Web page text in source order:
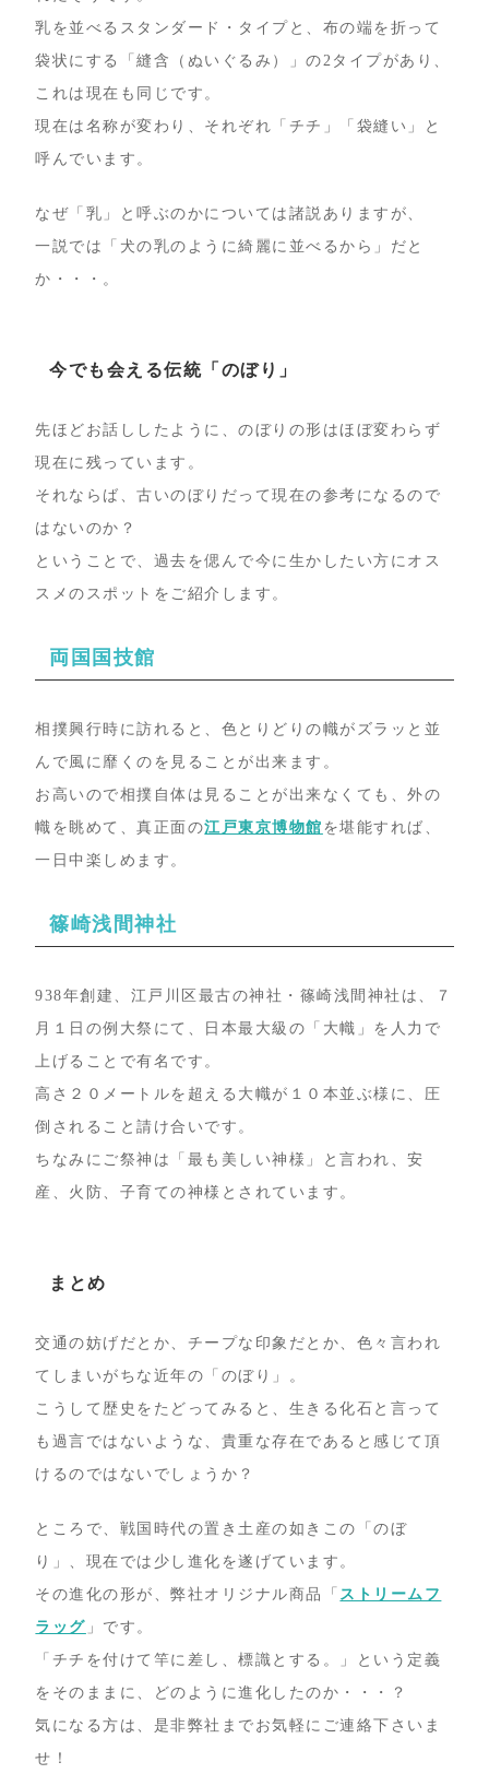
乳を並べるスタンダード・タイプと、布の端を折って
袋状にする「縫含（ぬいぐるみ）」の2タイプがあり、
これは現在も同じです。
現在は名称が変わり、それぞれ「チチ」「袋縫い」と
呼んでいます。
なぜ「乳」と呼ぶのかについては諸説ありますが、
一説では「犬の乳のように綺麗に並べるから」だと
か・・・。
今でも会える伝統「のぼり」
先ほどお話ししたように、のぼりの形はほぼ変わらず
現在に残っています。
それならば、古いのぼりだって現在の参考になるので
はないのか？
ということで、過去を偲んで今に生かしたい方にオス
スメのスポットをご紹介します。
両国国技館
相撲興行時に訪れると、色とりどりの幟がズラッと並
んで風に靡くのを見ることが出来ます。
お高いので相撲自体は見ることが出来なくても、外の
幟を眺めて、真正面の江戸東京博物館 を堪能すれば、
一日中楽しめます。
篠崎浅間神社
938年創建、江戸川区最古の神社・篠崎浅間神社は、７
月１日の例大祭にて、日本最大級の「大幟」を人力で
上げることで有名です。
高さ２０メートルを超える大幟が１０本並ぶ様に、圧
倒されること請け合いです。
ちなみにご祭神は「最も美しい神様」と言われ、安
産、火防、子育ての神様とされています。
まとめ
交通の妨げだとか、チープな印象だとか、色々言われ
てしまいがちな近年の「のぼり」。
こうして歴史をたどってみると、生きる化石と言って
も過言ではないような、貴重な存在であると感じて頂
けるのではないでしょうか？
ところで、戦国時代の置き土産の如きこの「のぼ
り」、現在では少し進化を遂げています。
その進化の形が、弊社オリジナル商品「 ストリームフ
ラッグ 」です。
「チチを付けて竿に差し、標識とする。」という定義
をそのままに、どのように進化したのか・・・？
気になる方は、是非弊社までお気軽にご連絡下さいま
せ！